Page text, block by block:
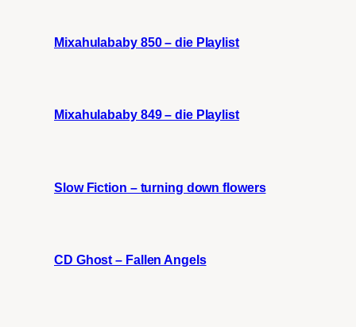
Mixahulababy 850 – die Playlist
Mixahulababy 849 – die Playlist
Slow Fiction – turning down flowers
CD Ghost – Fallen Angels